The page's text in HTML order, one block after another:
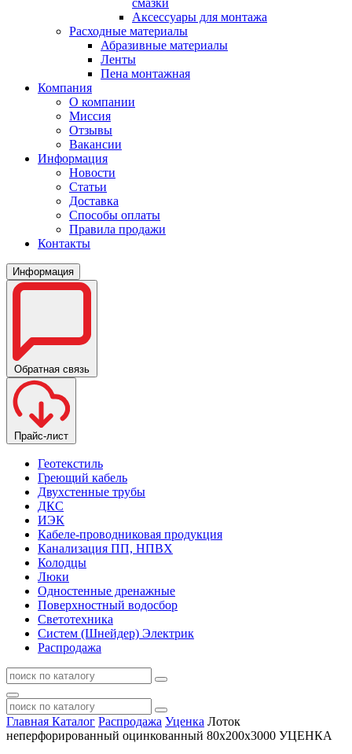
Аксессуары для монтажа
Расходные материалы
Абразивные материалы
Ленты
Пена монтажная
Компания
О компании
Миссия
Отзывы
Вакансии
Информация
Новости
Статьи
Доставка
Способы оплаты
Правила продажи
Контакты
Информация
Обратная связь
Прайс-лист
Геотекстиль
Греющий кабель
Двухстенные трубы
ДКС
ИЭК
Кабеле-проводниковая продукция
Канализация ПП, НПВХ
Колодцы
Люки
Одностенные дренажные
Поверхностный водосбор
Светотехника
Систем (Шнейдер) Электрик
Распродажа
Главная Каталог Распродажа Уценка Лоток
неперфорированный оцинкованный 80х200х3000 УЦЕНКА